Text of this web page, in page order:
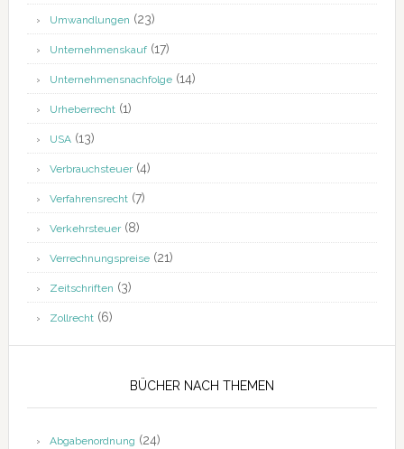
Umwandlungen (23)
Unternehmenskauf(17)
Unternehmensnachfolge(14)
Urheberrecht(1)
USA(13)
Verbrauchsteuer(4)
Verfahrensrecht(7)
Verkehrsteuer(8)
Verrechnungspreise(21)
Zeitschriften (3)
Zollrecht(6)
BÜCHER NACH THEMEN
Abgabenordnung (24)